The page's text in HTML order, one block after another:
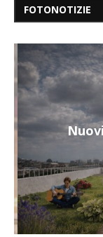
FOTONOTIZIE